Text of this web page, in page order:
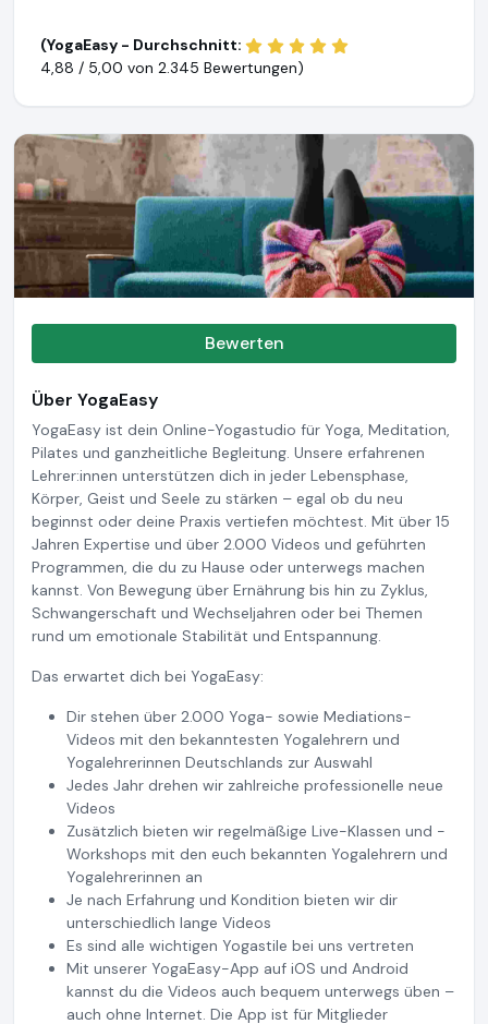
(YogaEasy - Durchschnitt:
4,88 / 5,00 von 2.345 Bewertungen)
Bewerten
Über YogaEasy
YogaEasy ist dein Online-Yogastudio für Yoga, Meditation,
Pilates und ganzheitliche Begleitung. Unsere erfahrenen
Lehrer:innen unterstützen dich in jeder Lebensphase,
Körper, Geist und Seele zu stärken – egal ob du neu
beginnst oder deine Praxis vertiefen möchtest. Mit über 15
Jahren Expertise und über 2.000 Videos und geführten
Programmen, die du zu Hause oder unterwegs machen
kannst. Von Bewegung über Ernährung bis hin zu Zyklus,
Schwangerschaft und Wechseljahren oder bei Themen
rund um emotionale Stabilität und Entspannung.
Das erwartet dich bei YogaEasy:
Dir stehen über 2.000 Yoga- sowie Mediations-
Videos mit den bekanntesten Yogalehrern und
Yogalehrerinnen Deutschlands zur Auswahl
Jedes Jahr drehen wir zahlreiche professionelle neue
Videos
Zusätzlich bieten wir regelmäßige Live-Klassen und -
Workshops mit den euch bekannten Yogalehrern und
Yogalehrerinnen an
Je nach Erfahrung und Kondition bieten wir dir
unterschiedlich lange Videos
Es sind alle wichtigen Yogastile bei uns vertreten
Mit unserer YogaEasy-App auf iOS und Android
kannst du die Videos auch bequem unterwegs üben –
auch ohne Internet. Die App ist für Mitglieder